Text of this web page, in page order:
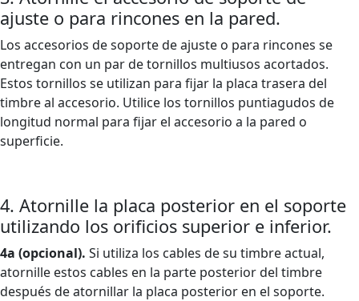
ajuste o para rincones en la pared.
Los accesorios de soporte de ajuste o para rincones se
entregan con un par de tornillos multiusos acortados.
Estos tornillos se utilizan para fijar la placa trasera del
timbre al accesorio. Utilice los tornillos puntiagudos de
longitud normal para fijar el accesorio a la pared o
superficie.
4. Atornille la placa posterior en el soporte
utilizando los orificios superior e inferior.
4a (opcional). Si utiliza los cables de su timbre actual,
atornille estos cables en la parte posterior del timbre
después de atornillar la placa posterior en el soporte.